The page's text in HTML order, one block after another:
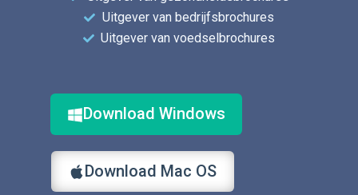
Uitgever van bedrijfsbrochures
Uitgever van voedselbrochures
Download Windows
Download Mac OS